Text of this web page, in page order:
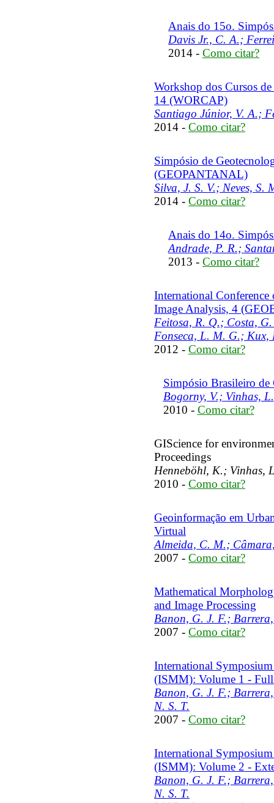
Anais do 15o.
Davis Jr., C. A.;
2014 - Como citar?
Workshop dos Cursos
14 (WORCAP)
Santiago Júnior, V. A.;
2014 - Como citar?
Simpósio de
(GEOPANTANAL)
Silva, J. S. V.; Neves,
2014 - Como citar?
Anais do 14o.
Andrade, P. R.;
2013 - Como citar?
International Conference
Image Analysis, 4
Feitosa, R. Q.; Costa,
Fonseca, L. M. G.; Kux,
2012 - Como citar?
Simpósio Brasileiro
Bogorny, V.; Vinhas, L.
2010 - Como citar?
GIScience for
Proceedings
Henneböhl, K.; Vinhas,
2010 - Como citar?
Geoinformação em
Virtual
Almeida, C. M.;
2007 - Como citar?
Mathematical
and Image Processing
Banon, G. J. F.;
2007 - Como citar?
International
(ISMM): Volume 1 - Full
Banon, G. J. F.;
N. S. T.
2007 - Como citar?
International
(ISMM): Volume 2 -
Banon, G. J. F.;
N. S. T.